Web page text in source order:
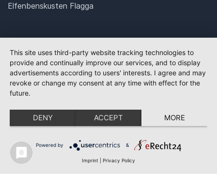
Elfenbenskusten Flagga
This site uses third-party website tracking technologies to
provide and continually improve our services, and to display
advertisements according to users' interests. I agree and may
revoke or change my consent at any time with effect for the
future.
DENY ACCEPT MORE
Powered by &
Imprint Privacy Policy